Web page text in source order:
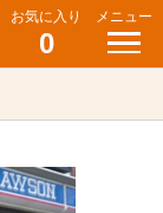
お気に入り
0
メニュー